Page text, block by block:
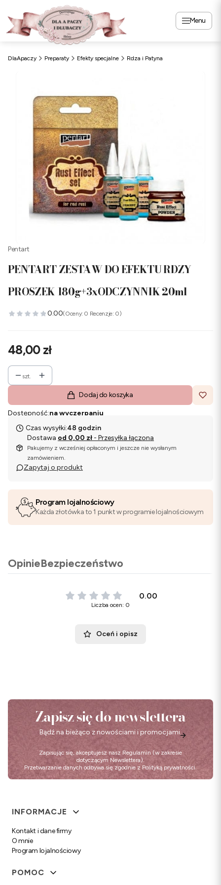
Menu
DlaApaczy Preparaty Efekty specjalne Rdza i Patyna
Pentart
PENTART ZESTAW DO EFEKTU RDZY
PROSZEK 180g+3xODCZYNNIK 20ml
0.00(Oceny: 0 Recenzje: 0)
Cena
48,00 zł
szt.
Dodaj do koszyka
Dostępność:na wyczerpaniu
Czas wysyłki:48 godzin
Dostawa od 0,00 zł - Przesyłka łączona
Pakujemy z wcześniej opłaconym i jeszcze nie wysłanym
zamówieniem.
Zapytaj o produkt
Program lojalnościowy
Każda złotówka to 1 punkt w programie lojalnościowym
OpinieBezpieczeństwo
0.00
Liczba ocen: 0
Oceń i opisz
Zapisz się do newslettera
Bądź na bieżąco z nowościami i promocjami.
Zapisując się, akceptujesz nasz Regulamin (w zakresie
dotyczącym Newslettera).
Przetwarzanie danych odbywa się zgodnie z Polityką prywatności.
Linki w stopce
INFORMACJE
Kontakt i dane firmy
O mnie
Program lojalnościowy
POMOC